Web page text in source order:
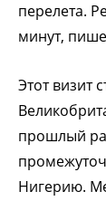
перелета.
минут,
Этот визит
прошлый
Нигерию.